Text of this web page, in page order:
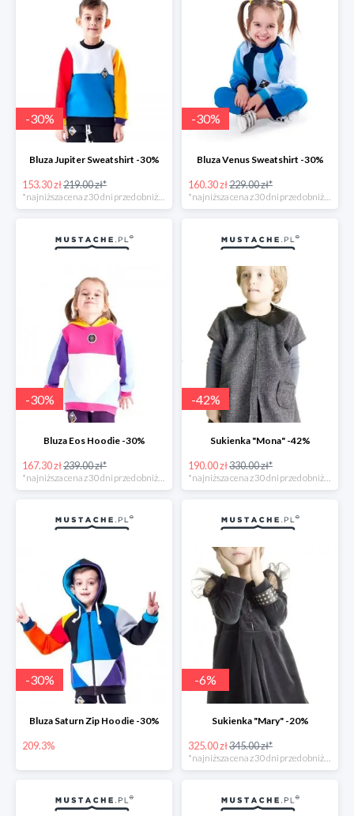
-30%
Bluza Jupiter Sweatshirt -30%
153.30 zł219.00 zł*
*najniższa cena z 30 dni przed obniżką
-30%
Bluza Venus Sweatshirt -30%
160.30 zł229.00 zł*
*najniższa cena z 30 dni przed obniżką
-30%
Bluza Eos Hoodie -30%
167.30 zł239.00 zł*
-42%
Sukienka "Mona" -42%
190.00 zł330.00 zł*
-30%
Bluza Saturn Zip Hoodie -30%
209.3%
-6%
Sukienka "Mary" -20%
325.00 zł345.00 zł*
*najniższa cena z 30 dni przed obniżką